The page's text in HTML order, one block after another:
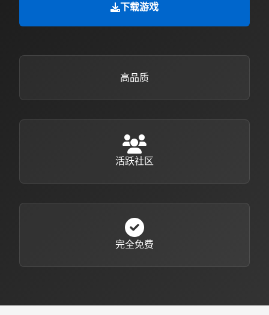
下载游戏
高品质
活跃社区
完全免费